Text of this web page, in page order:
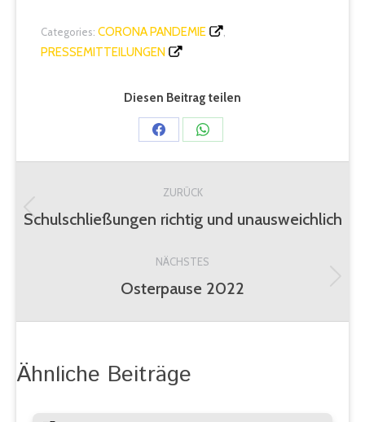
Categories: CORONA PANDEMIE ,
PRESSEMITTEILUNGEN
Diesen Beitrag teilen
Share
on
Facebook
Share
on
WhatsApp
ZURÜCK
Vorheriger
Schulschließungen richtig und unausweichlich
NÄCHSTES
Nächster
Osterpause 2022
Ähnliche Beiträge